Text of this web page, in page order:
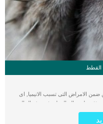
القطط
الامراض التى تسبب الانيميا, اى
على حالة القطة. فى هذه الحالة
بشكل غير طبيعي. كما ان هذه الخلايا
تتأثر خلايا الدم الحمراء بشكل